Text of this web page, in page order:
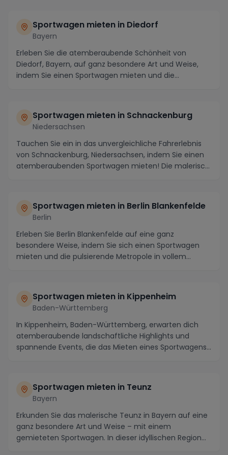
Sportwagen mieten in Diedorf
Bayern
Erleben Sie die atemberaubende Schönheit von
Diedorf, Bayern, auf ganz besondere Art und Weise,
indem Sie einen Sportwagen mieten und die
Sportwagen mieten in Schnackenburg
Niedersachsen
Tauchen Sie ein in das unvergleichliche Fahrerlebnis
von Schnackenburg, Niedersachsen, indem Sie einen
atemberaubenden Sportwagen mieten! Die malerisc...
Sportwagen mieten in Berlin Blankenfelde
Berlin
Erleben Sie Berlin Blankenfelde auf eine ganz
besondere Weise, indem Sie sich einen Sportwagen
mieten und die pulsierende Metropole in vollem
Sportwagen mieten in Kippenheim
Baden-Württemberg
In Kippenheim, Baden-Württemberg, erwarten dich
atemberaubende landschaftliche Highlights und
spannende Events, die das Mieten eines Sportwagens
Sportwagen mieten in Teunz
Bayern
Erkunden Sie das malerische Teunz in Bayern auf eine
ganz besondere Art und Weise – mit einem
gemieteten Sportwagen. In dieser idyllischen Region